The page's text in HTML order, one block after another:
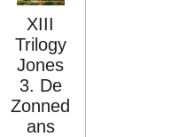
XIII
Trilogy
Jones
3. De
Zonned
ans